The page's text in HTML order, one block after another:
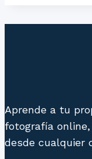
Aprende a tu
fotografía
desde cualquier